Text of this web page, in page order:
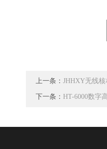
上一条： JHHXY无线核
下一条： HT-6000数字